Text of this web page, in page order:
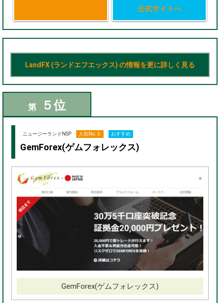
公式サイトへ
LandFX (ランドエフエックス) の情報を更に詳しく見る
第 ５位
ニュージーランドNSP 人気No.５ おすすめ
GemForex(ゲムフォレックス)
GemForex(ゲムフォレックス)